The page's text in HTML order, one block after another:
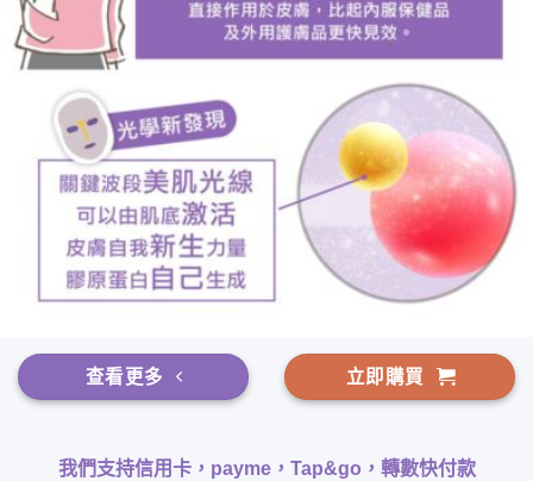
查看更多 立即購買
我們支持信用卡，payme，Tap&go，轉數快付款